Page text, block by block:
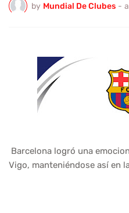
by Mundial De Clubes -
Barcelona logró una
Vigo, manteniéndose así en